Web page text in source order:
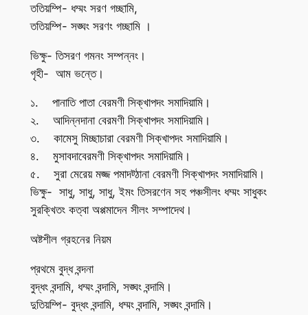
ততিয়ম্পি- ধম্মং সরণ গচ্ছামি,
ততিয়ম্পি- সঙ্ঘং সরণং গচ্ছামি ।
ভিক্ষু- তিসরণ গমনং সম্পন্নং।
গৃহী- আম ভন্তে।
১. পানাতি পাতা বেরমণী সিক্খাপদং সমাদিয়ামি।
২. আদিন্নদানা বেরমণী সিক্খাপদং সমাদিয়ামি।
৩. কামেসু মিচ্ছাচারা বেরমণী সিক্খাপদং সমাদিয়ামি।
৪. মুসাবদাবেরমণী সিক্খাপদং সমাদিয়ামি।
৫. সুরা মেরেয় মজ্জ পমাদট্ঠানা বেরমণী সিক্খাপদং সমাদিয়ামি।
ভিক্ষু- সাধু, সাধু, সাধু, ইমং তিসরণেন সহ পঞ্চসীলং ধম্মং সাধুকং
সুরক্খিতং কত্বা অপ্পমাদেন সীলং সম্পাদেথ।
অষ্টশীল গ্রহনের নিয়ম
প্রথমে বুদ্ধ বন্দনা
বুদ্ধং বন্দামি, ধম্মং বন্দামি, সঙ্ঘং বন্দামি।
দুতিয়ম্পি- বুদ্ধং বন্দামি, ধম্মং বন্দামি, সঙ্ঘং বন্দামি।